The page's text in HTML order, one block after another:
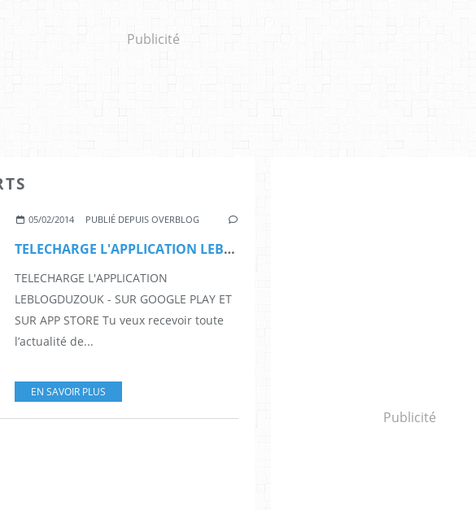
Publicité
05/02/2014 PUBLIÉ DEPUIS OVERBLOG
TELECHARGE L'APPLICATION LEBLOGDUZOUK - SUR GOOGLE PLAY ET SUR APP STORE
TELECHARGE L'APPLICATION
LEBLOGDUZOUK - SUR GOOGLE PLAY ET
SUR APP STORE Tu veux recevoir toute
l’actualité de...
EN SAVOIR PLUS
Publicité